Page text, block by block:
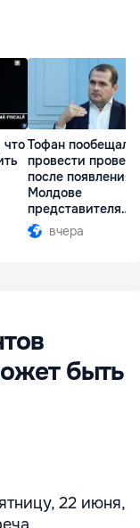
Тофан пообещал
провести
после появления
Молдове
представителя
Южной Осетии
вчера
быть
22 июня,